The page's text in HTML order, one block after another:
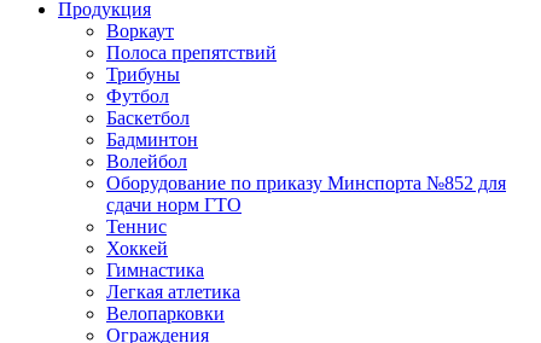
Продукция
Воркаут
Полоса препятствий
Трибуны
Футбол
Баскетбол
Бадминтон
Волейбол
Оборудование по приказу Минспорта №852 для
сдачи норм ГТО
Теннис
Хоккей
Гимнастика
Легкая атлетика
Велопарковки
Ограждения